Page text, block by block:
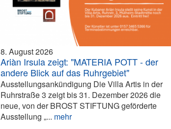
8. August 2026
Ariàn Irsula zeigt: "MATERIA POTT - der
andere Blick auf das Ruhrgebiet"
Ausstellungsankündigung Die Villa Artis in der
Ruhrstraße 3 zeigt bis 31. Dezember 2026 die
neue, von der BROST STIFTUNG geförderte
Ausstellung „... mehr